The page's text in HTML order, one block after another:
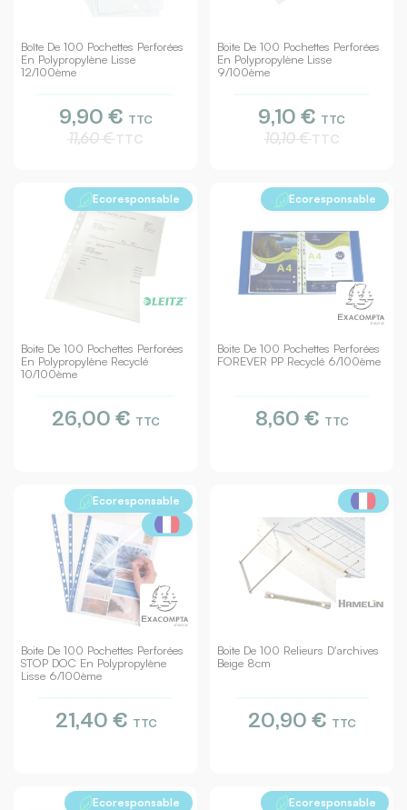
Boîte De 100 Pochettes Perforées
En Polypropylène Lisse
12/100ème
11,60 €TTC
9,90 € TTC
Boite De 100 Pochettes Perforées
En Polypropylène Lisse
9/100ème
10,10 €TTC
9,10 € TTC
Boite De 100 Pochettes Perforées
En Polypropylène Recyclé
10/100ème
Ecoresponsable
26,00 € TTC
Boite De 100 Pochettes Perforées
FOREVER PP Recyclé 6/100ème
Ecoresponsable
8,60 € TTC
Boite De 100 Pochettes Perforées
STOP DOC En Polypropylène
Lisse 6/100ème
Ecoresponsable
21,40 € TTC
Boite De 100 Relieurs D'archives
Beige 8cm
20,90 € TTC
Ecoresponsable Ecoresponsable